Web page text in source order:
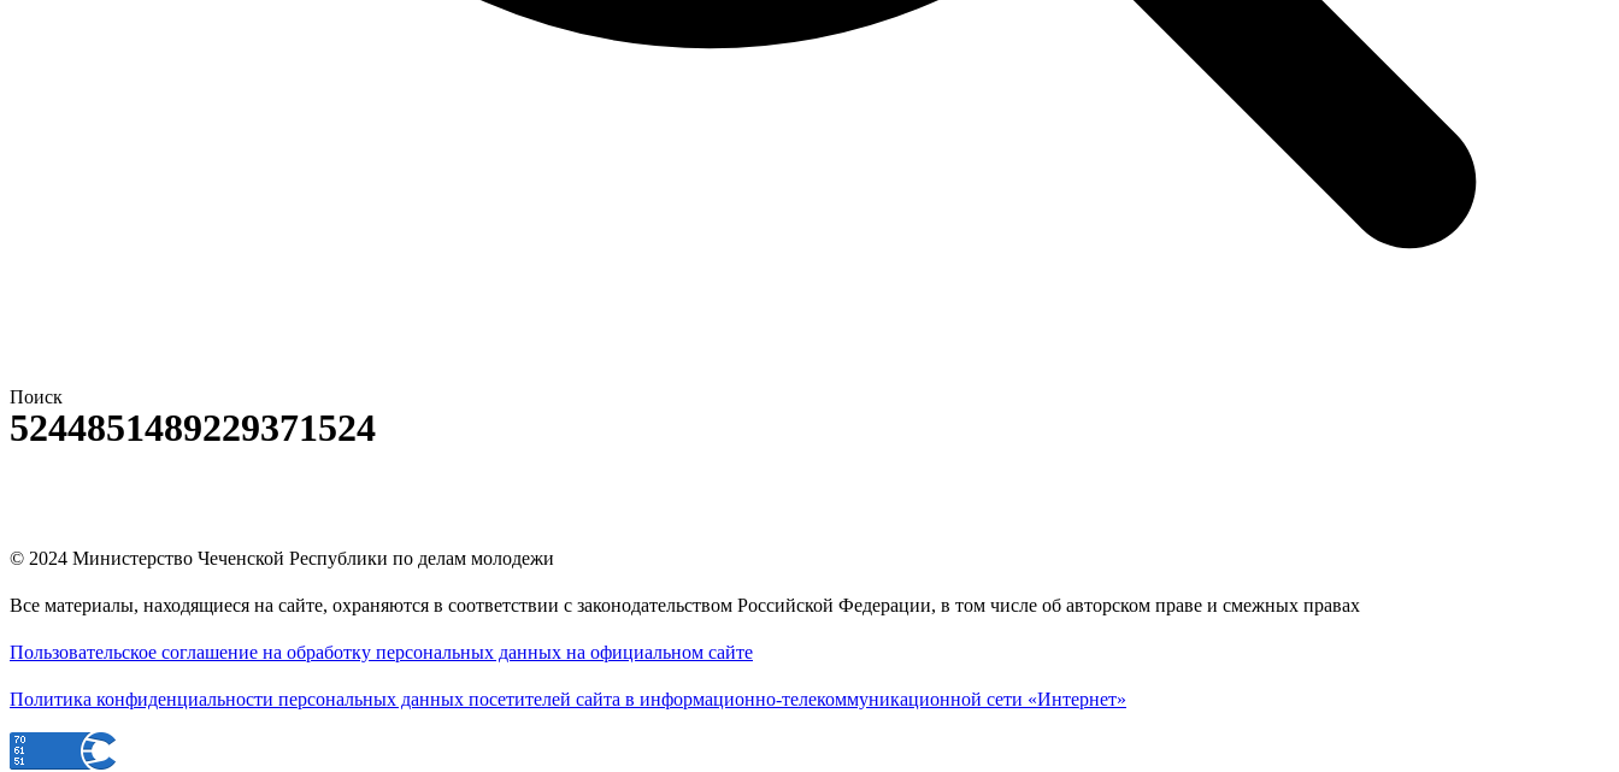
Поиск
5244851489229371524
© 2024 Министерство Чеченской Республики по делам молодежи
Все материалы, находящиеся на сайте, охраняются в соответствии с законодательством Российской Федерации, в том числе об авторском праве и смежных правах
Пользовательское соглашение на обработку персональных данных на официальном сайте
Политика конфиденциальности персональных данных посетителей сайта в информационно-телекоммуникационной сети «Интернет»